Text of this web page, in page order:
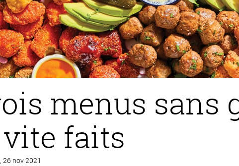
menus sans
faits
26 nov 2021